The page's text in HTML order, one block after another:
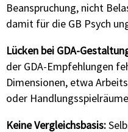
Beanspruchung, nicht
damit für die GB Psych
Lücken bei GDA-
der GDA-Empfehlungen
Dimensionen, etwa
oder
Keine Vergleichsbasis: